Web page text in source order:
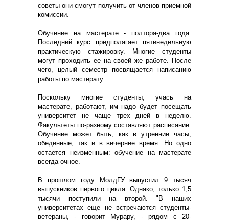
советы они смогут получить от членов приемной
комиссии.
Обучение на мастерате - полтора-два года.
Последний курс предполагает пятинедельную
практическую стажировку. Многие студенты
могут проходить ее на своей же работе. После
чего, целый семестр посвящается написанию
работы по мастерату.
Поскольку многие студенты, учась на
мастерате, работают, им надо будет посещать
университет не чаще трех дней в неделю.
Факультеты по-разному составляют расписание.
Обучение может быть, как в утренние часы,
обеденные, так и в вечернее время. Но одно
остается неизменным: обучение на мастерате
всегда очное.
В прошлом году МолдГУ выпустил 9 тысяч
выпускников первого цикла. Однако, только 1,5
тысячи поступили на второй. "В наших
университетах еще не встречаются студенты-
ветераны, - говорит Мурару, - рядом с 20-